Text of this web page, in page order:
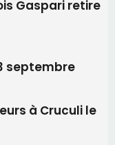
Gaspari retire
septembre
à Cruculi le